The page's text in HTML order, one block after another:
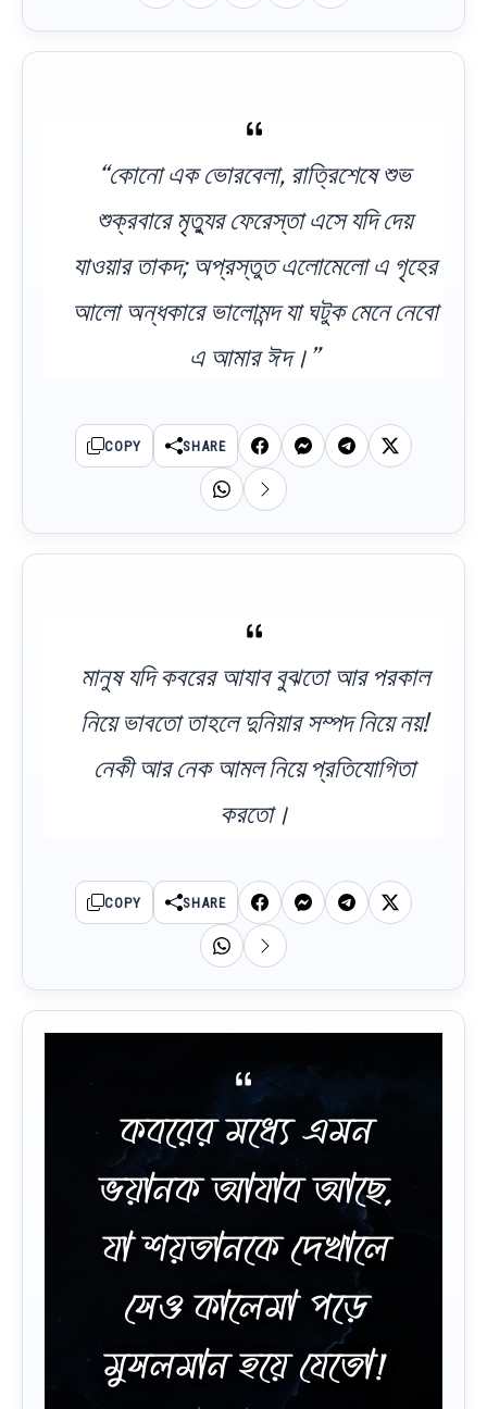
“কোনো এক ভোরবেলা, রাত্রিশেষে শুভ
শুক্রবারে মৃত্যুর ফেরেস্তা এসে যদি দেয়
যাওয়ার তাকদ; অপ্রস্তুত এলোমেলো এ গৃহের
আলো অন্ধকারে ভালোমন্দ যা ঘটুক মেনে নেবো
এ আমার ঈদ।”
COPY SHARE
মানুষ যদি কবরের আযাব বুঝতো আর পরকাল
নিয়ে ভাবতো তাহলে দুনিয়ার সম্পদ নিয়ে নয়!
নেকী আর নেক আমল নিয়ে প্রতিযোগিতা
করতো।
COPY SHARE
কবরের মধ্যে এমন
ভয়ানক আযাব আছে,
যা শয়তানকে দেখালে
সেও কালেমা পড়ে
মুসলমান হয়ে যেতো!